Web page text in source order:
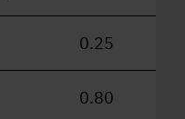
0.25
0.80